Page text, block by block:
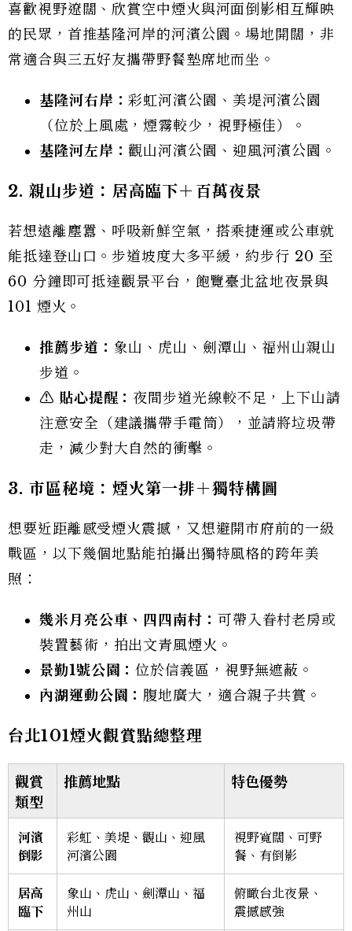
喜歡視野遼闊、欣賞空中煙火與河面倒影相互輝映
的民眾，首推基隆河岸的河濱公園。場地開闊，非
常適合與三五好友攜帶野餐墊席地而坐。
基隆河右岸：彩虹河濱公園、美堤河濱公園
（位於上風處，煙霧較少，視野極佳）。
基隆河左岸： 觀山河濱公園、迎風河濱公園。
2. 親山步道：居高臨下＋百萬夜景
若想遠離塵囂、呼吸新鮮空氣，搭乘捷運或公車就
能抵達登山口。步道坡度大多平緩，約步行 20 至
60 分鐘即可抵達觀景平台，飽覽臺北盆地夜景與
101 煙火。
推薦步道： 象山、虎山、劍潭山、福州山親山
步道。
⚠️ 貼心提醒： 夜間步道光線較不足，上下山請
注意安全（建議攜帶手電筒），並請將垃圾帶
走，減少對大自然的衝擊。
3. 市區秘境：煙火第一排＋獨特構圖
想要近距離感受煙火震撼，又想避開市府前的一級
戰區，以下幾個地點能拍攝出獨特風格的跨年美
照：
幾米月亮公車、四四南村： 可帶入眷村老房或
裝置藝術，拍出文青風煙火。
景勤1號公園：位於信義區，視野無遮蔽。
內湖運動公園： 腹地廣大，適合親子共賞。
台北101煙火觀賞點總整理
觀賞
類型
推薦地點 特色優勢
河濱
倒影
彩虹、美堤、觀山、迎風
河濱公園
視野寬闊、可野
餐、有倒影
居高
臨下
象山、虎山、劍潭山、福
州山
俯瞰台北夜景、
震撼感強